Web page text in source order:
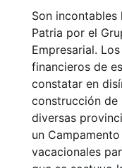
Son
Patria por el
Empresarial.
financieros de
constatar en
construcción de
diversas
un
vacacionales